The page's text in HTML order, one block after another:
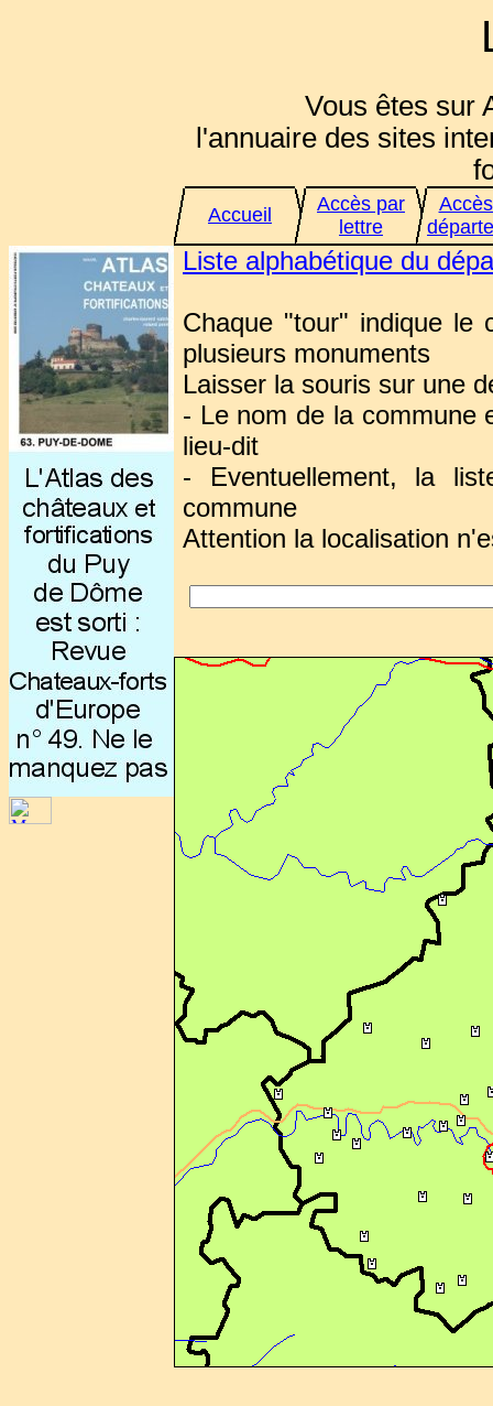
Vous êtes sur
l'annuaire des sites
Accueil
Accès par
lettre
Liste alphabétique du
Chaque "tour" indique le
plusieurs monuments
Laisser la souris sur une
- Le nom de la commune
lieu-dit
- Eventuellement, la
commune
Attention la localisation